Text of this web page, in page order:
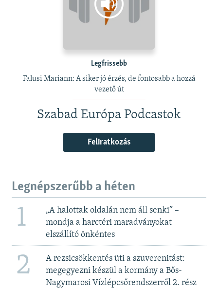
Legfrissebb
Falusi Mariann: A siker jó érzés, de fontosabb a hozzá
vezető út
Szabad Európa Podcastok
Feliratkozás
Legnépszerűbb a héten
1
„A halottak oldalán nem áll senki” –
mondja a harctéri maradványokat
elszállító önkéntes
2
A rezsicsökkentés üti a szuverenitást:
megegyezni készül a kormány a Bős-
Nagymarosi Vízlépcsőrendszerről 2. rész